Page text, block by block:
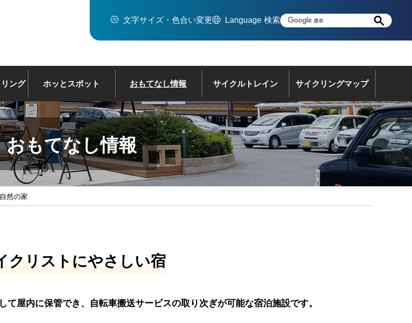
文字サイズ・色合い変更 Language 検索
ング ホッとスポット おもてなし情報 サイクルトレイン サイクリングマップ
おもてなし情報
然の家
クリストにやさしい宿
屋内に保管でき、自転車搬送サービスの取り次ぎが可能な宿泊施設です。